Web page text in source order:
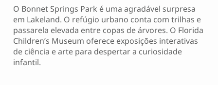
O Bonnet Springs Park é uma agradável surpresa
em Lakeland. O refúgio urbano conta com trilhas e
passarela elevada entre copas de árvores. O Florida
Children’s Museum oferece exposições interativas
de ciência e arte para despertar a curiosidade
infantil.